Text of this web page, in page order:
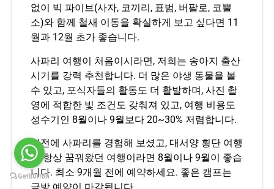
없이 빅 파이브(사자, 코끼리, 표범, 버팔로, 코뿔
소)와 함께 철새 이동을 확실하게 보고 싶다면 11
월과 12월 초가 좋습니다.
사파리 여행이 처음이시라면, 저희는 송아지 출산
시기를 강력 추천합니다. 더 많은 야생 동물을 볼
수 있고, 포식자들의 활동도 더 활발하며, 사진 촬
영에 적합한 빛 조건도 갖춰져 있고, 여행 비용도
성수기인 8월이나 9월보다 20~30% 저렴합니다.
이전에 사파리를 경험해 보셨고, 대서양 횡단 여행
이 항상 꿈꿔왔던 여행이라면 8월이나 9월이 좋습
니다. 최소 9개월 전에 예약하세요. 좋은 캠프는